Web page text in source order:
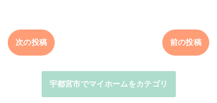
次の投稿 前の投稿
宇都宮市でマイホームをカテゴリ